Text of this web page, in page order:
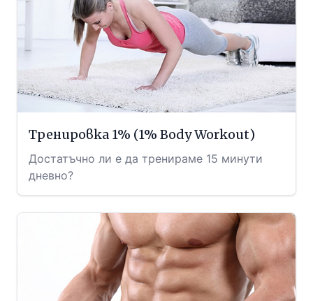
Тренировка 1% (1% Body Workout)
Достатъчно ли е да тренираме 15 минути
дневно?